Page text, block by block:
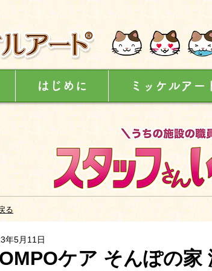
はじめに ミッケルアー
る
ケア そんぽの家
年5月11日